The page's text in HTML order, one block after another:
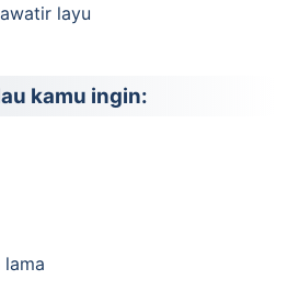
layu
kamu ingin: